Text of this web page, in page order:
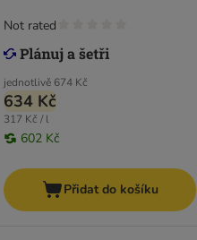
jednotlivě 674 Kč
634 Kč
317 Kč / l
602 Kč
Not rated
Přidat do košíku